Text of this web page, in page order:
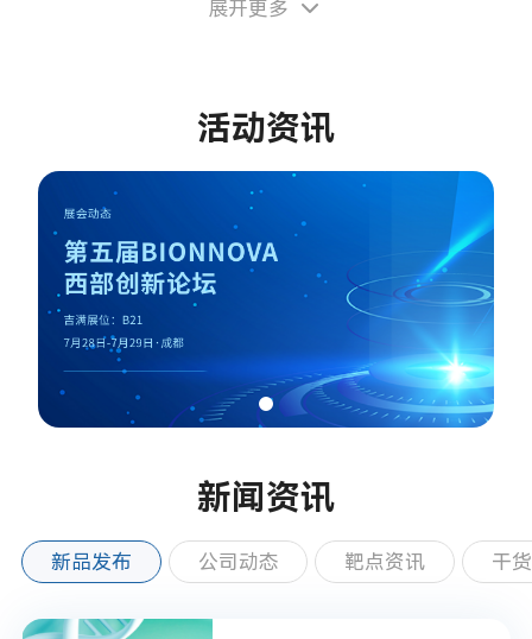
展开更多
活动资讯
新闻资讯
新品发布 公司动态 靶点资讯 干